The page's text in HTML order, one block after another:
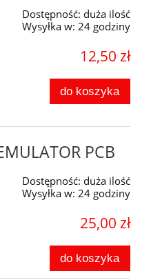
Dostępność: duża ilość
Wysyłka w: 24 godziny
12,50 zł
do koszyka
PCB
Dostępność: duża ilość
Wysyłka w: 24 godziny
25,00 zł
do koszyka